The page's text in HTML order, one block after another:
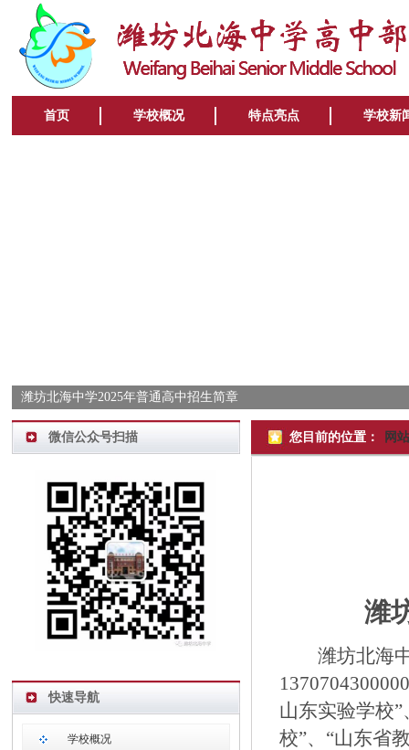
首页 学校概况 特点亮点 学校新
潍坊北海中学2025年普通高中招生简章
您目前的位置： 网
潍
潍坊北海
山东实验学校
校”、“山东省
微信公众号扫描
快速导航
学校概况